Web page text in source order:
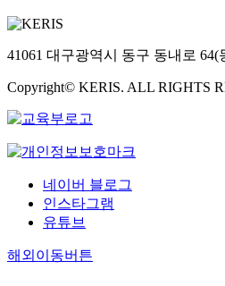
41061 대구광역시 동구 동내로 64(
Copyright© KERIS. ALL RIGHTS
네이버 블로그
인스타그램
유튜브
해외이동버튼